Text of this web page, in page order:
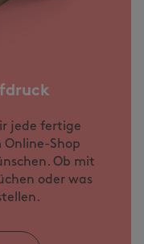
jede fertige
Online-Shop
Ob mit
oder was